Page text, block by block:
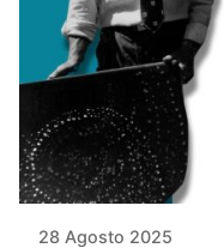
28 Agosto 2025